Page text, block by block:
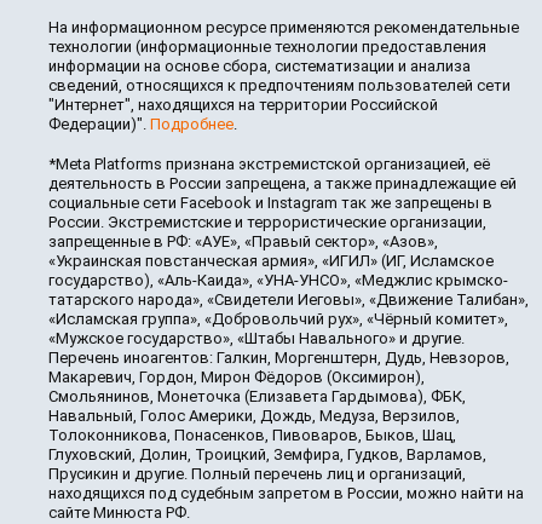
На информационном ресурсе применяются рекомендательные
технологии (информационные технологии предоставления
информации на основе сбора, систематизации и анализа
сведений, относящихся к предпочтениям пользователей сети
"Интернет", находящихся на территории Российской
Федерации)". Подробнее.
*Meta Platforms признана экстремистской организацией, её
деятельность в России запрещена, а также принадлежащие ей
социальные сети Facebook и Instagram так же запрещены в
России. Экстремистские и террористические организации,
запрещенные в РФ: «АУЕ», «Правый сектор», «Азов»,
«Украинская повстанческая армия», «ИГИЛ» (ИГ, Исламское
государство), «Аль-Каида», «УНА-УНСО», «Меджлис крымско-
татарского народа», «Свидетели Иеговы», «Движение Талибан»,
«Исламская группа», «Добровольчий рух», «Чёрный комитет»,
«Мужское государство», «Штабы Навального» и другие.
Перечень иноагентов: Галкин, Моргенштерн, Дудь, Невзоров,
Макаревич, Гордон, Мирон Фёдоров (Оксимирон),
Смольянинов, Монеточка (Елизавета Гардымова), ФБК,
Навальный, Голос Америки, Дождь, Медуза, Верзилов,
Толоконникова, Понасенков, Пивоваров, Быков, Шац,
Глуховский, Долин, Троицкий, Земфира, Гудков, Варламов,
Прусикин и другие. Полный перечень лиц и организаций,
находящихся под судебным запретом в России, можно найти на
сайте Минюста РФ.